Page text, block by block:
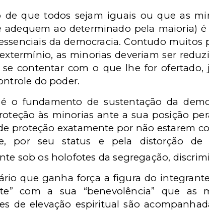
de que todos sejam iguais ou que as
adequem ao determinado pela maioria)
da democracia. Contudo
as minorias deveriam ser
se contentar com o que lhe for
do poder.
o fundamento de sustentação da
às minorias ante a sua posição
proteção exatamente por não estarem
por seu status e pela distorção de
sob os holofotes da segregação,
que ganha força a figura do
com a sua “benevolência” que as
de elevação espiritual são